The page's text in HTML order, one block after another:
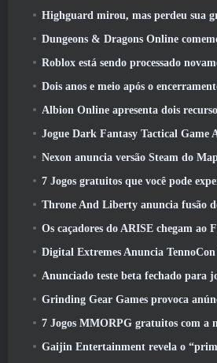
Highguard mirou, mas perdeu sua
Dungeons & Dragons Online comemora aniversário “Natural 20”
Roblox está sendo processado novamente por “práticas que
Dois anos e meio após o encerramento do jogo, Gamigo provoca
Albion Online apresenta dois recursos principais de guerra de
Jogue Dark Fantasy Tactical Game Annulus
Nexon anuncia versão Steam do
7 Jogos gratuitos que você pode
Throne And Liberty anuncia fusão de regiões e
Os caçadores do ARISE chegam ao Fortnite no
Digital Extremes Anuncia TennoCon 2026
Anunciado teste beta fechado para jogadores
Grinding Gear Games provoca
7 Jogos MMORPG gratuitos com a melhor
Gaijin Entertainment revela o “primeiro jogo de ação